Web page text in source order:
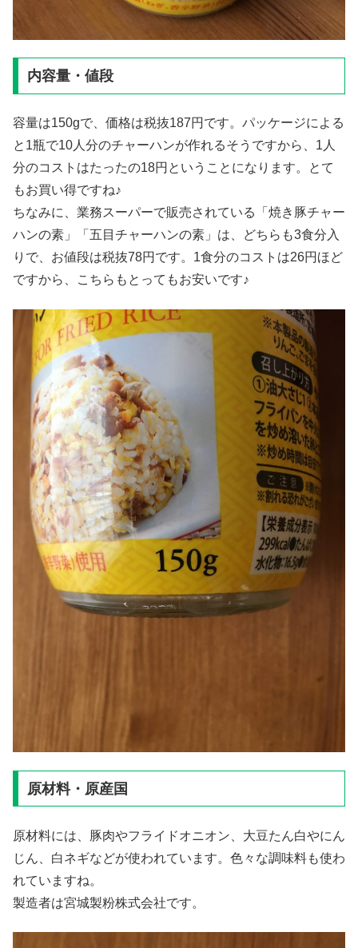
内容量・値段
容量は150gで、価格は税抜187円です。パッケージによる
と1瓶で10人分のチャーハンが作れるそうですから、1人
分のコストはたったの18円ということになります。とて
もお買い得ですね♪
ちなみに、業務スーパーで販売されている「焼き豚チャー
ハンの素」「五目チャーハンの素」は、どちらも3食分入
りで、お値段は税抜78円です。1食分のコストは26円ほど
ですから、こちらもとってもお安いです♪
原材料・原産国
原材料には、豚肉やフライドオニオン、大豆たん白やにん
じん、白ネギなどが使われています。色々な調味料も使わ
れていますね。
製造者は宮城製粉株式会社です。